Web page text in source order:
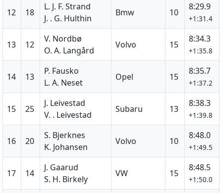
12 18
L. J. F. Strand
J. . G. Hulthin
Bmw 10
8:29.9
+1:31.4
13 12
V. Nordbø
O. A. Langård
Volvo 15
8:34.3
+1:35.8
14 13
P. Fausko
L. A. Neset
Opel 15
8:35.7
+1:37.2
15 25
J. Leivestad
V. . Leivestad
Subaru 13
8:38.3
+1:39.8
16 20
S. Bjerknes
K. Johansen
Volvo 10
8:48.0
+1:49.5
17 14
J. Gaarud
S. H. Birkely
VW 15
8:48.5
+1:50.0